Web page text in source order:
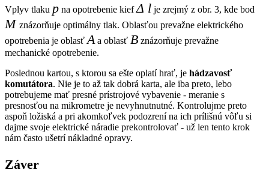
Vplyv tlaku p na opotrebenie kiefΔ l je zrejmý z obr. 3, kde bod
M znázorňuje optimálny tlak. Oblasťou prevažne elektrického
opotrebenia je oblasť A a oblasť B znázorňuje prevažne
mechanické opotrebenie.
Poslednou kartou, s ktorou sa ešte oplatí hrať, je hádzavosť
komutátora. Nie je to až tak dobrá karta, ale iba preto, lebo
potrebujeme mať presné prístrojové vybavenie - meranie s
presnosťou na mikrometre je nevyhnutnutné. Kontrolujme preto
aspoň ložiská a pri akomkoľvek podozrení na ich prílišnú vôľu si
dajme svoje elektrické náradie prekontrolovať - už len tento krok
nám často ušetrí nákladné opravy.
Záver